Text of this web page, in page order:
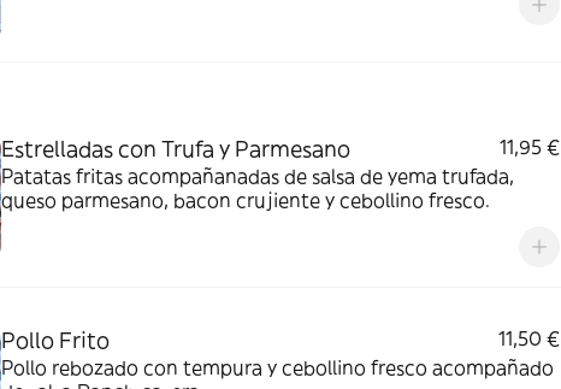
Estrelladas con Trufa y Parmesano
11,95 €
Patatas fritas acompañanadas de salsa de yema trufada,
queso parmesano, bacon crujiente y cebollino fresco.
Pollo Frito
11,50 €
Pollo rebozado con tempura y cebollino fresco acompañado